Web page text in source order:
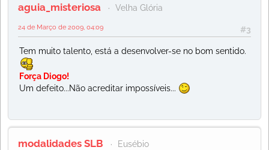
aguia_misteriosa Velha Glória
#3
24 de Março de 2009, 04:09
Tem muito talento, está a desenvolver-se no bom sentido.
Força Diogo!
Um defeito...Não acreditar impossíveis...
modalidades SLB Eusébio